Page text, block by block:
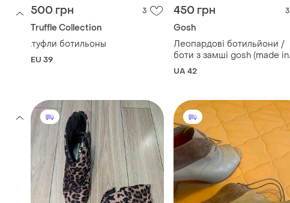
500 грн 3
Truffle Collection
.туфли ботильоны
EU 39
450 грн 3
Gosh
Леопардові ботильйони /
боти з замші gosh (made in
romania)
UA 42